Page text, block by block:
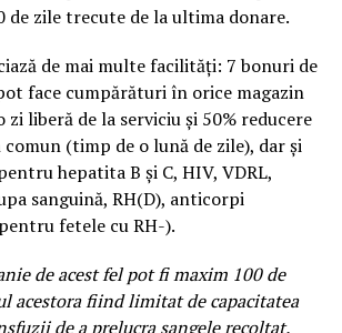
de zile trecute de la ultima donare.
de mai multe facilități: 7 bonuri de
face cumpărături în orice magazin
zi liberă de la serviciu și 50% reducere
(timp de o lună de zile), dar și
hepatita B și C, HIV, VDRL,
sanguină, RH(D), anticorpi
fetele cu RH-).
de acest fel pot fi maxim 100 de
acestora fiind limitat de capacitatea
de a prelucra sangele recoltat.